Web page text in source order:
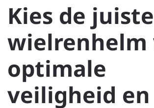
Kies de juiste
wielrenhelm
optimale
veiligheid en